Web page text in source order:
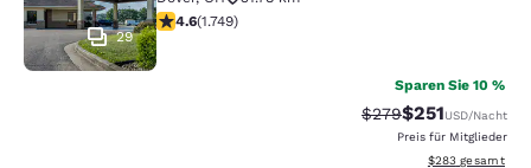
29
4.64-Sterne-Bewertung. Außergewöhnlich. 1749
4.6(1.749)
Sparen Sie 10 %
Durchgestrichener
$279Vergünstigter
$251USD/Nacht
Preis für Mitglieder
Geschätzte
$283 gesamt